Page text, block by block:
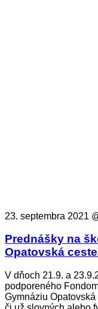
23. septembra 2021
Prednášky na
Opatovská
V dňoch 21.9. a
podporeného
Gymnáziu